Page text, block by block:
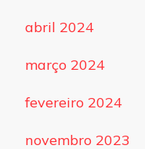
abril 2024
março 2024
fevereiro 2024
novembro 2023